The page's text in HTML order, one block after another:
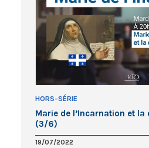
HORS-SÉRIE
Marie de l’Incarnation et la
(3/6)
19/07/2022